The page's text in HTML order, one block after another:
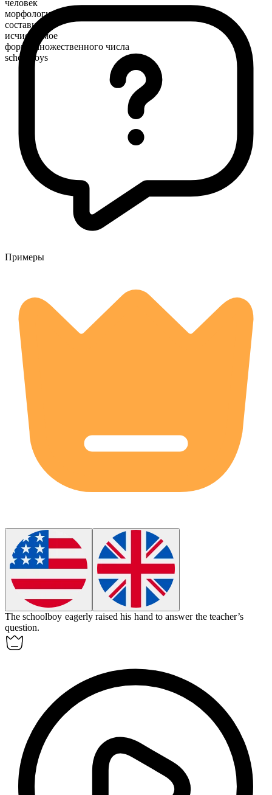
человек
морфологический состав
составное
исчисляемое
форма множественного числа
schoolboys
Примеры
Theschoolboy eagerly raised his hand to answer the teacher’s
question.